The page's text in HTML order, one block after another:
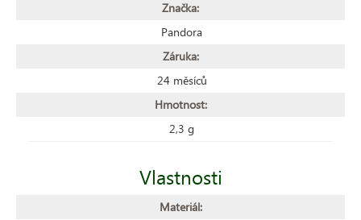
Značka:
Pandora
Záruka:
24 měsíců
Hmotnost:
2,3 g
Vlastnosti
Materiál: